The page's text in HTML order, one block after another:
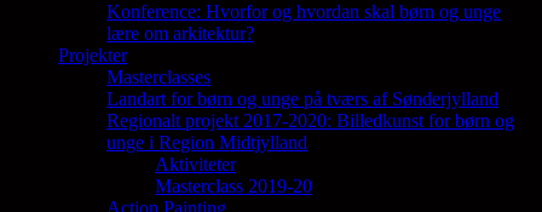
Konference: Hvorfor og hvordan skal børn og unge
lære om arkitektur?
Projekter
Masterclasses
Landart for børn og unge på tværs af Sønderjylland
Regionalt projekt 2017-2020: Billedkunst for børn og
unge i Region Midtjylland
Aktiviteter
Masterclass 2019-20